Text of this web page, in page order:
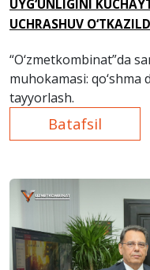
UYG‘UNLIGINI
UCHRASHUV
“O‘zmetkombinat”da
muhokamasi: qo‘shma
tayyorlash.
Batafsil